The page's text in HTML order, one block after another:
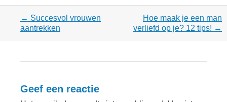
Post
navigation
← Succesvol vrouwen
aantrekken
Hoe maak je een man
verliefd op je? 12 tips! →
Geef een reactie